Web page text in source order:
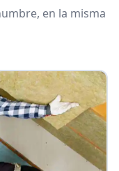
en la misma